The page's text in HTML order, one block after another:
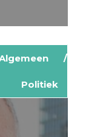
Politiek